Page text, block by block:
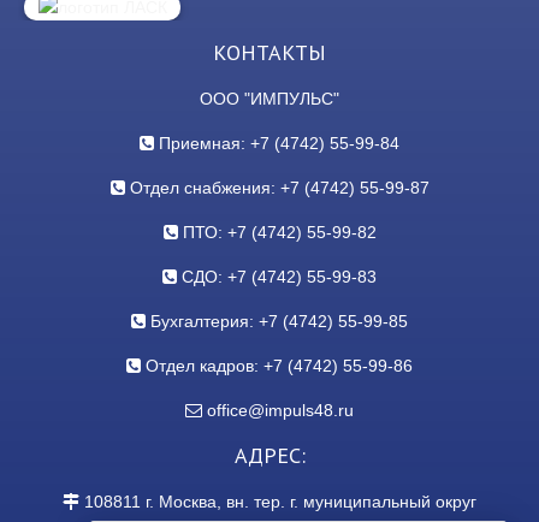
КОНТАКТЫ
ООО "ИМПУЛЬС"
Приемная: +7 (4742) 55-99-84
Отдел снабжения: +7 (4742) 55-99-87
ПТО: +7 (4742) 55-99-82
СДО: +7 (4742) 55-99-83
Бухгалтерия: +7 (4742) 55-99-85
Отдел кадров: +7 (4742) 55-99-86
office@impuls48.ru
АДРЕС:
108811 г. Москва
вн. тер. г. муниципальный округ